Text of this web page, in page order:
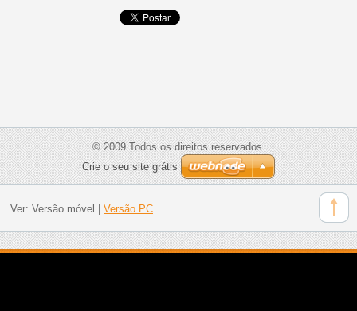
© 2009 Todos os direitos reservados.
Crie o seu site grátis
Ver: Versão móvel | Versão PC